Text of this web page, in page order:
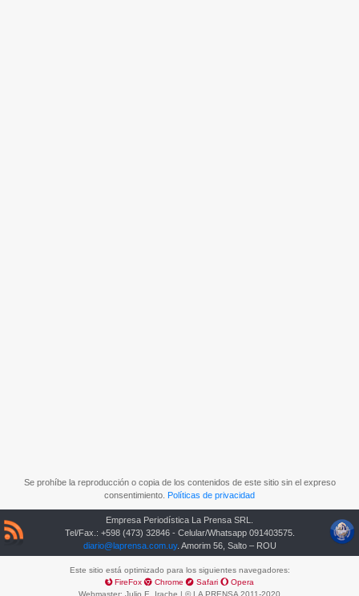
Se prohíbe la reproducción o copia de los contenidos de este sitio sin el expreso
consentimiento. Políticas de privacidad
Empresa Periodística La Prensa SRL.
Tel/Fax.: +598 (473) 32846 - Celular/Whatsapp 091403575.
diario@laprensa.com.uy. Amorim 56, Salto – ROU
Este sitio está optimizado para los siguientes navegadores:
FireFox
Chrome Safari
Opera
Webmaster: Julio E. Irache | © LA PRENSA 2011-2020